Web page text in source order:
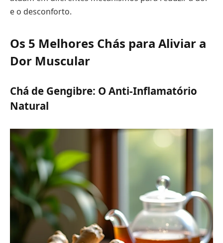
e o desconforto.
Os 5 Melhores Chás para Aliviar a
Dor Muscular
Chá de Gengibre: O Anti-Inflamatório
Natural